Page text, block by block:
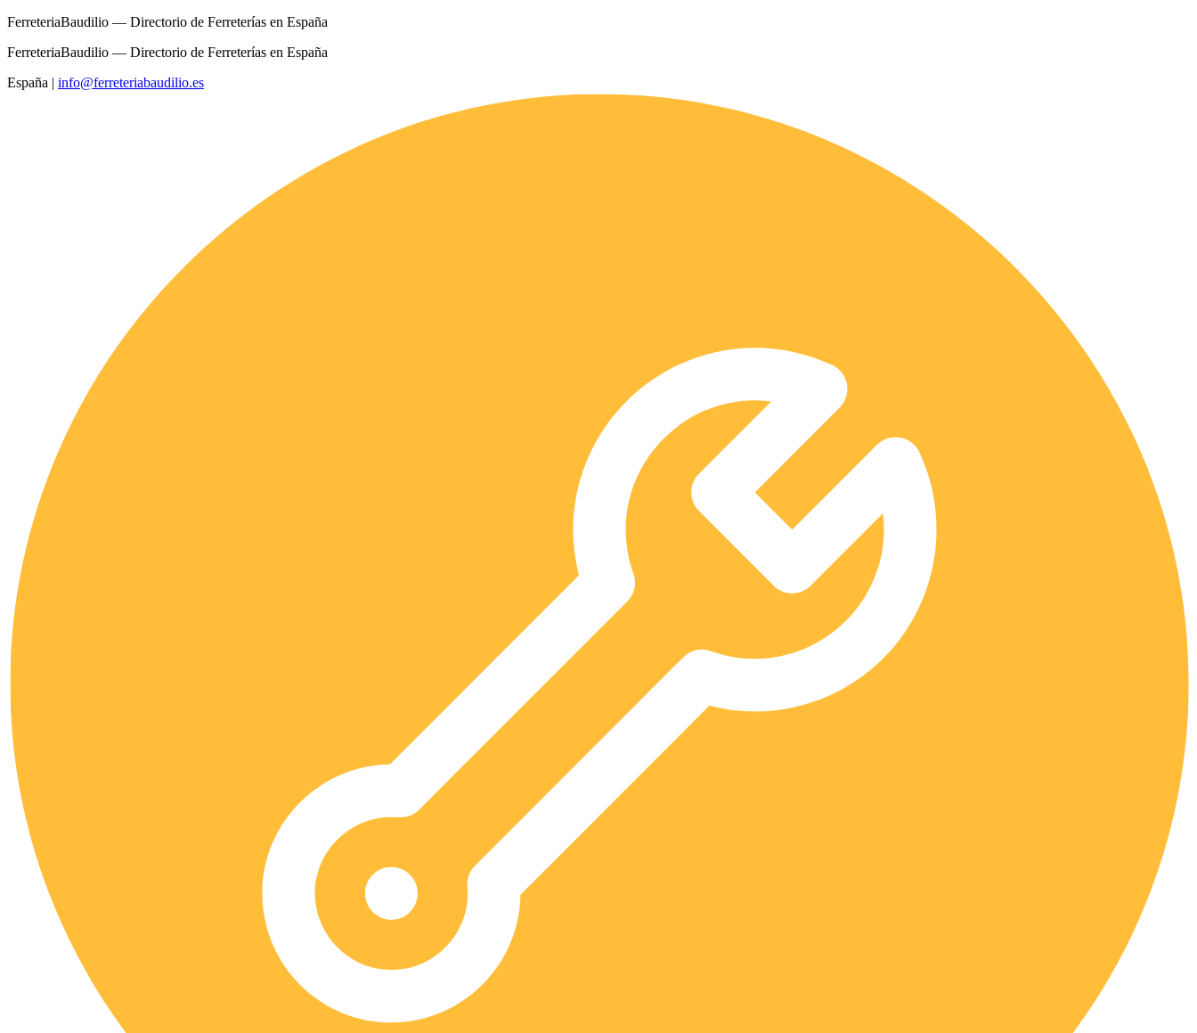
FerreteriaBaudilio — Directorio de Ferreterías en España
FerreteriaBaudilio — Directorio de Ferreterías en España
España | info@ferreteriabaudilio.es